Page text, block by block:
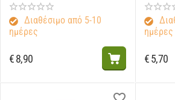
Διαθέσιμο από 5-10
ημέρες
€8,90
ημέρες
€5,70